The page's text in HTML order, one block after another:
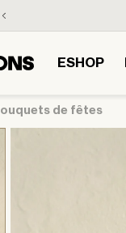
ESHOP
bouquets de fêtes